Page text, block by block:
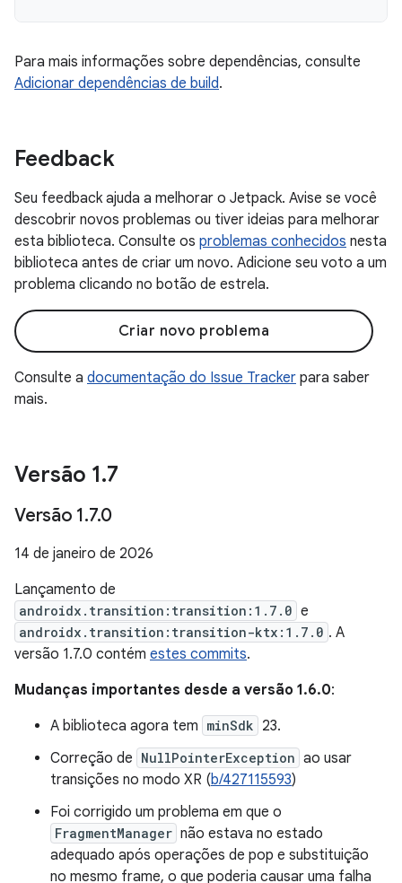
Para mais informações sobre dependências, consulte
Adicionar dependências de build.
Feedback
Seu feedback ajuda a melhorar o Jetpack. Avise se você
descobrir novos problemas ou tiver ideias para melhorar
esta biblioteca. Consulte os problemas conhecidos nesta
biblioteca antes de criar um novo. Adicione seu voto a um
problema clicando no botão de estrela.
Criar novo problema
Consulte a documentação do Issue Tracker para saber
mais.
Versão 1.7
Versão 1.7.0
14 de janeiro de 2026
Lançamento de
androidx.transition:transition:1.7.0 e
androidx.transition:transition-ktx:1.7.0 . A
versão 1.7.0 contém estes commits.
Mudanças importantes desde a versão 1.6.0:
A biblioteca agora tem minSdk 23.
Correção de NullPointerException ao usar
transições no modo XR (b/427115593)
Foi corrigido um problema em que o
FragmentManager não estava no estado
adequado após operações de pop e substituição
no mesmo frame, o que poderia causar uma falha